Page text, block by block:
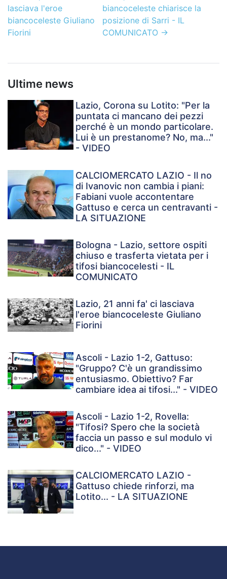
lasciava l'eroe
biancoceleste Giuliano
Fiorini
biancoceleste chiarisce la
posizione di Sarri - IL
COMUNICATO →
Ultime news
Lazio, Corona su Lotito: "Per la
puntata ci mancano dei pezzi
perché è un mondo particolare.
Lui è un prestanome? No, ma..."
- VIDEO
CALCIOMERCATO LAZIO - Il no
di Ivanovic non cambia i piani:
Fabiani vuole accontentare
Gattuso e cerca un centravanti -
LA SITUAZIONE
Bologna - Lazio, settore ospiti
chiuso e trasferta vietata per i
tifosi biancocelesti - IL
COMUNICATO
Lazio, 21 anni fa' ci lasciava
l'eroe biancoceleste Giuliano
Fiorini
Ascoli - Lazio 1-2, Gattuso:
"Gruppo? C'è un grandissimo
entusiasmo. Obiettivo? Far
cambiare idea ai tifosi..." - VIDEO
Ascoli - Lazio 1-2, Rovella:
"Tifosi? Spero che la società
faccia un passo e sul modulo vi
dico..." - VIDEO
CALCIOMERCATO LAZIO -
Gattuso chiede rinforzi, ma
Lotito... - LA SITUAZIONE